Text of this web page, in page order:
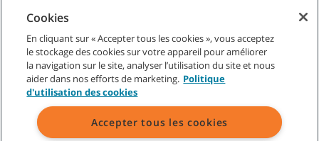
©2026Tennant Company. Tous droits réservés.
Plan du site|Politiques générales| Conditions d’utilisation
Conditions de vente
Cookies
En cliquant sur « Accepter tous les cookies », vous acceptez
le stockage des cookies sur votre appareil pour améliorer
la navigation sur le site, analyser l’utilisation du site et nous
aider dans nos efforts de marketing. Politique
d'utilisation des cookies
Accepter tous les cookies